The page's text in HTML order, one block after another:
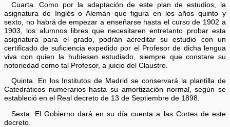
Cuarta. Como por la adaptación de este plan de estudios, la
asignatura de Inglés o Alemán que figura en los años quinto y
sexto, no habrá de empezar a enseñarse hasta el curso de 1902 a
1903, los alumnos libres que necesitaren entretanto probar esta
asignatura para el grado, podrán acreditar su estudio con un
certificado de suficiencia expedido por el Profesor de dicha lengua
viva con quien la hubiesen estudiado, siempre que constare su
notoriedad como tal Profesor, a juicio del Claustro.
Quinta. En los Institutos de Madrid se conservará la plantilla de
Catedráticos numerarios hasta su amortización normal, según se
estableció en el Real decreto de 13 de Septiembre de 1898.
Sexta. El Gobierno dará en su día cuenta a las Cortes de este
decreto.